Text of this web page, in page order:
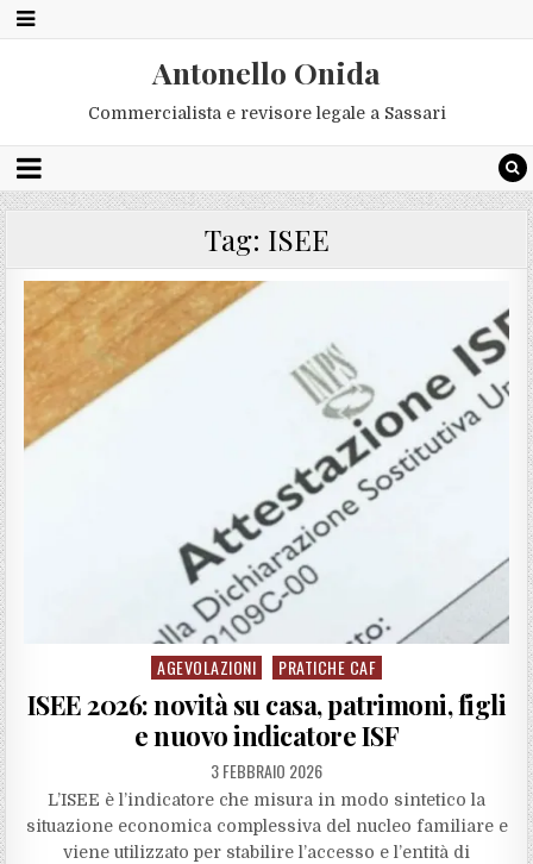
Antonello Onida
Commercialista e revisore legale a Sassari
Tag: ISEE
Posted
AGEVOLAZIONI PRATICHE CAF
ISEE 2026: novità su casa, patrimoni, figli
e nuovo indicatore ISF
3 FEBBRAIO 2026
L’ISEE è l’indicatore che misura in modo sintetico la
situazione economica complessiva del nucleo familiare e
viene utilizzato per stabilire l’accesso e l’entità di